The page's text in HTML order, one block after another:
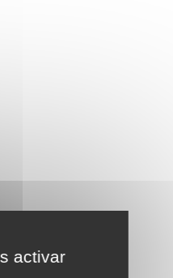
activar